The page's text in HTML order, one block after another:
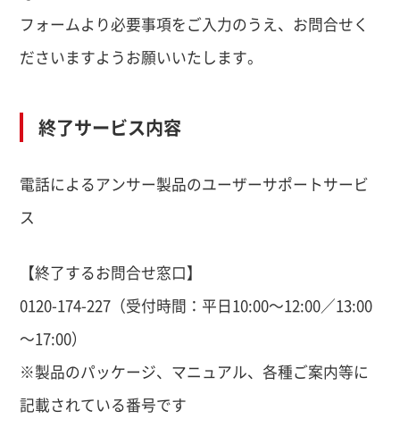
フォームより必要事項をご入力のうえ、お問合せく
ださいますようお願いいたします。
終了サービス内容
電話によるアンサー製品のユーザーサポートサービ
ス
【終了するお問合せ窓口】
0120-174-227（受付時間：平日10:00～12:00／13:00
～17:00）
※製品のパッケージ、マニュアル、各種ご案内等に
記載されている番号です